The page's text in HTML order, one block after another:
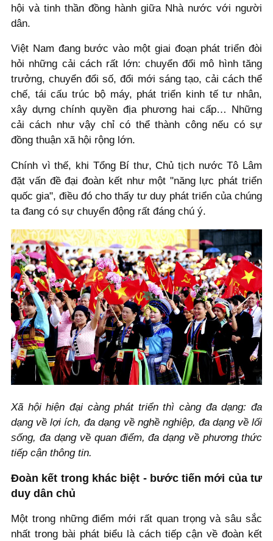
hội và tinh thần đồng hành giữa Nhà nước với người
dân.
Việt Nam đang bước vào một giai đoạn phát triển đòi
hỏi những cải cách rất lớn: chuyển đổi mô hình tăng
trưởng, chuyển đổi số, đổi mới sáng tạo, cải cách thể
chế, tái cấu trúc bộ máy, phát triển kinh tế tư nhân,
xây dựng chính quyền địa phương hai cấp… Những
cải cách như vậy chỉ có thể thành công nếu có sự
đồng thuận xã hội rộng lớn.
Chính vì thế, khi Tổng Bí thư, Chủ tịch nước Tô Lâm
đặt vấn đề đại đoàn kết như một "năng lực phát triển
quốc gia", điều đó cho thấy tư duy phát triển của chúng
ta đang có sự chuyển động rất đáng chú ý.
Xã hội hiện đại càng phát triển thì càng đa dạng: đa
dạng về lợi ích, đa dạng về nghề nghiệp, đa dạng về lối
sống, đa dạng về quan điểm, đa dạng về phương thức
tiếp cận thông tin.
Đoàn kết trong khác biệt - bước tiến mới của tư
duy dân chủ
Một trong những điểm mới rất quan trọng và sâu sắc
nhất trong bài phát biểu là cách tiếp cận về đoàn kết